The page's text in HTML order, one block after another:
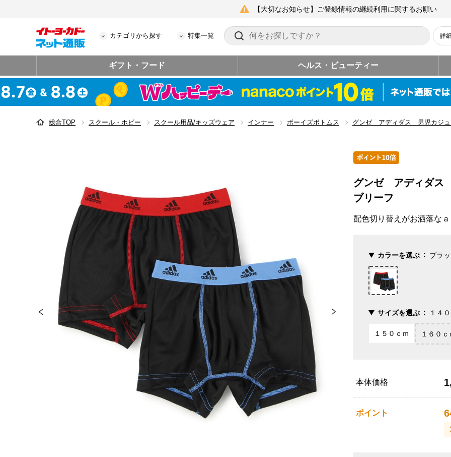
【大切なお知らせ】ご登録情報の継続利用に関するお願い
カテゴリから探す 特集一覧 詳
ギフト・フード ヘルス・ビューティー
総合TOP スクール・ホビー スクール用品/キッズウェア インナー ボーイズボトムス グンゼ アディダス 男児カジュ
グンゼ アディダス
ブリーフ
配色切り替えがお洒落な
カラーを選ぶ ブラ
サイズを選ぶ １４
１５０ｃｍ １６０ｃ
本体価格
ポイント